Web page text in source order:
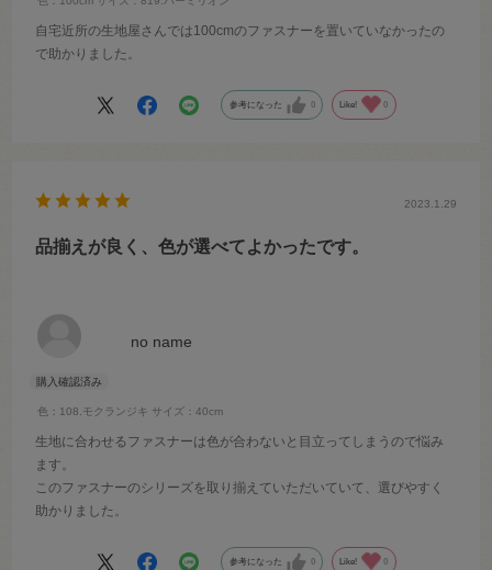
自宅近所の生地屋さんでは100cmのファスナーを置いていなかったの
で助かりました。
参考になった 0 Like! 0
no name
色：108.モクランジキ サイズ：40cm
2023.1.29
品揃えが良く、色が選べてよかったです。
生地に合わせるファスナーは色が合わないと目立ってしまうので悩み
ます。
このファスナーのシリーズを取り揃えていただいていて、選びやすく
助かりました。
参考になった 0 Like! 0